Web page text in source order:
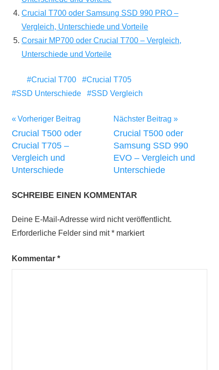
Crucial T700 oder Samsung SSD 990 PRO –
Vergleich, Unterschiede und Vorteile
Corsair MP700 oder Crucial T700 – Vergleich,
Unterschiede und Vorteile
Crucial T700
Crucial T705
SSD Unterschiede
SSD Vergleich
Beitragsnavigation
Vorheriger Beitrag
Crucial T500 oder
Crucial T705 –
Vergleich und
Unterschiede
Nächster Beitrag
Crucial T500 oder
Samsung SSD 990
EVO – Vergleich und
Unterschiede
SCHREIBE EINEN KOMMENTAR
Deine E-Mail-Adresse wird nicht veröffentlicht.
Erforderliche Felder sind mit* markiert
Kommentar *